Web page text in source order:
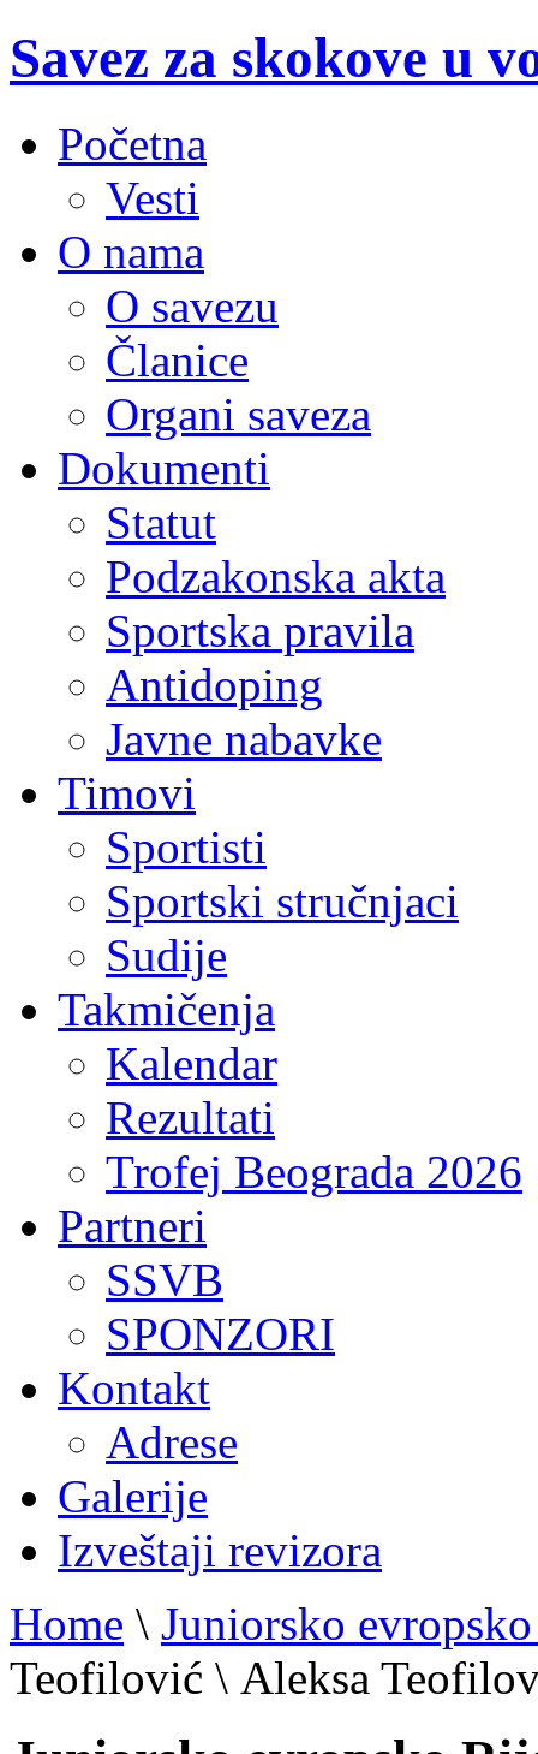
Savez za skokove u
Početna
Vesti
O nama
O savezu
Članice
Organi saveza
Dokumenti
Statut
Podzakonska akta
Sportska pravila
Antidoping
Javne nabavke
Timovi
Sportisti
Sportski stručnjaci
Sudije
Takmičenja
Kalendar
Rezultati
Trofej Beograda 2026
Partneri
SSVB
SPONZORI
Kontakt
Adrese
Galerije
Izveštaji revizora
Home \ Juniorsko
Teofilović \ Aleksa